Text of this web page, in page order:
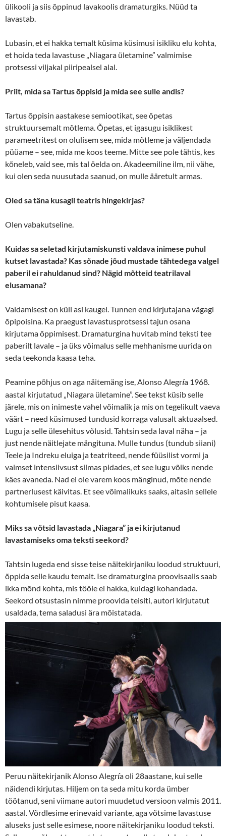
ülikooli ja siis õppinud lavakoolis dramaturgiks. Nüüd ta
lavastab.
Lubasin, et ei hakka temalt küsima küsimusi isikliku elu kohta,
et hoida teda lavastuse „Niagara ületamine” valmimise
protsessi viljakal piiripealsel alal.
Priit, mida sa Tartus õppisid ja mida see sulle andis?
Tartus õppisin aastakese semiootikat, see õpetas
struktuursemalt mõtlema. Õpetas, et igasugu isiklikest
parameetritest on olulisem see, mida mõtleme ja väljendada
püüame – see, mida me koos teeme. Mitte see pole tähtis, kes
kõneleb, vaid see, mis tal öelda on. Akadeemiline ilm, nii vähe,
kui olen seda nuusutada saanud, on mulle ääretult armas.
Oled sa täna kusagil teatris hingekirjas?
Olen vabakutseline.
Kuidas sa seletad kirjutamiskunsti valdava inimese puhul
kutset lavastada? Kas sõnade jõud mustade tähtedega valgel
paberil ei rahuldanud sind? Nägid mõtteid teatrilaval
elusamana?
Valdamisest on küll asi kaugel. Tunnen end kirjutajana vägagi
õpipoisina. Ka praegust lavastusprotsessi tajun osana
kirjutama õppimisest. Dramaturgina huvitab mind teksti tee
paberilt lavale – ja üks võimalus selle mehhanisme uurida on
seda teekonda kaasa teha.
Peamine põhjus on aga näitemäng ise, Alonso Alegría 1968.
aastal kirjutatud „Niagara ületamine”. See tekst küsib selle
järele, mis on inimeste vahel võimalik ja mis on tegelikult vaeva
väärt – need küsimused tundusid korraga valusalt aktuaalsed.
Lugu ja selle ülesehitus võlusid. Tahtsin seda laval näha – ja
just nende näitlejate mängituna. Mulle tundus (tundub siiani)
Teele ja Indreku eluiga ja teatriteed, nende füüsilist vormi ja
vaimset intensiivsust silmas pidades, et see lugu võiks nende
käes avaneda. Nad ei ole varem koos mänginud, mõte nende
partnerlusest käivitas. Et see võimalikuks saaks, aitasin sellele
kohtumisele pisut kaasa.
Miks sa võtsid lavastada „Niagara” ja ei kirjutanud
lavastamiseks oma teksti seekord?
Tahtsin lugeda end sisse teise näitekirjaniku loodud struktuuri,
õppida selle kaudu temalt. Ise dramaturgina proovisaalis saab
ikka mõnd kohta, mis tööle ei hakka, kuidagi kohandada.
Seekord otsustasin nimme proovida teisiti, autori kirjutatut
usaldada, tema saladusi ära mõistatada.
Peruu näitekirjanik Alonso Alegría oli 28aastane, kui selle
näidendi kirjutas. Hiljem on ta seda mitu korda ümber
töötanud, seni viimane autori muudetud versioon valmis 2011.
aastal. Võrdlesime erinevaid variante, aga võtsime lavastuse
aluseks just selle esimese, noore näitekirjaniku loodud teksti.